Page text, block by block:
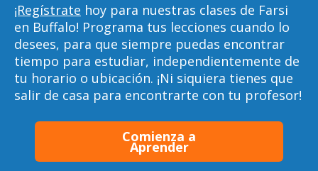
¡Regístrate hoy para nuestras clases de Farsi
en Buffalo! Programa tus lecciones cuando lo
desees, para que siempre puedas encontrar
tiempo para estudiar, independientemente de
tu horario o ubicación. ¡Ni siquiera tienes que
salir de casa para encontrarte con tu profesor!
Comienza a
Aprender